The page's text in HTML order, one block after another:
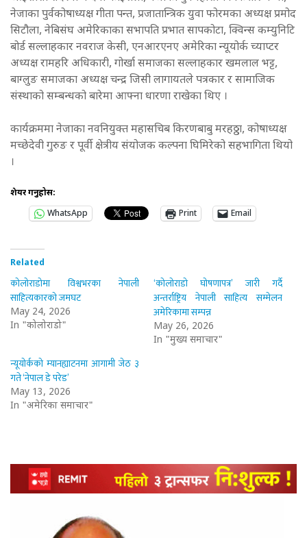
नेजाका पुर्वकोषाध्यक्ष गीता पन्त, प्रजातान्त्रिक युवा फोरमका अध्यक्ष प्रमोद
सिटौला, नेबिसंघ अमेरिकाका सभापति प्रभात सापकोटा, क्विन्स कम्युनिटि
बोर्ड सल्लाहकार नवराज केसी, एनआरएनए अमेरिका न्यूयोर्क च्याप्टर
अध्यक्ष रामहरि अधिकारी, गोर्खा समाजका सल्लाहकार खमलाल भट्ट,
बाग्लुङ समाजका अध्यक्ष चन्द्र जिसी लागायतले पत्रकार र सामाजिक
संस्थाको सम्बन्धको बारेमा आफ्ना धारणा राखेका थिए ।
कार्यक्रममा नेजाका नवनियुक्त महासचिब किरणबाबु मरहठ्ठा, कोषाध्यक्ष
मच्छेदेवी गुरुङ र पूर्वी क्षेत्रीय संयोजक कल्पना घिमिरेको सहभागिता थियो
।
शेयर गर्नुहोस:
WhatsApp
Print Email
Related
कोलोराडोमा विश्वभरका नेपाली
साहित्यकारको जमघट
May 24, 2026
In "कोलोराडो"
‘कोलोराडो घोषणापत्र’ जारी गर्दै
अन्तर्राष्ट्रिय नेपाली साहित्य सम्मेलन
अमेरिकामा सम्पन्न
May 26, 2026
In "मुख्य समाचार"
न्यूयोर्कको म्यानह्याटनमा आगामी जेठ ३
गते ‘नेपाल डे परेड’
May 13, 2026
In "अमेरिका समाचार"